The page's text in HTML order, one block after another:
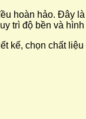
hoàn hảo. Đây
trì độ bền và
kế, chọn chất